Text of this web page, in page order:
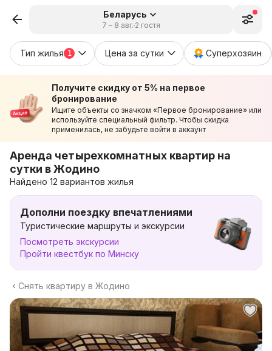
Беларусь
7 – 8 авг. 2 гостя
Тип жилья 1 Цена за сутки Суперхозяин
Получите скидку от 5% на первое
бронирование
Ищите объекты со значком «Первое бронирование» или
используйте специальный фильтр. Чтобы скидка
применилась, не забудьте войти в аккаунт
Аренда четырехкомнатных квартир на
сутки в Жодино
Найдено 12 вариантов жилья
Дополни поездку впечатлениями
Туристические маршруты и экскурсии
Посмотреть экскурсии
Пройти квестбук по Минску
Снять квартиру в Жодино